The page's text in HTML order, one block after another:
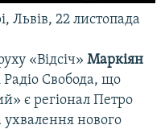
Львів, 22 листопада
«Відсіч» Маркіян
Радіо Свобода, що
є регіонал Петро
ухвалення нового